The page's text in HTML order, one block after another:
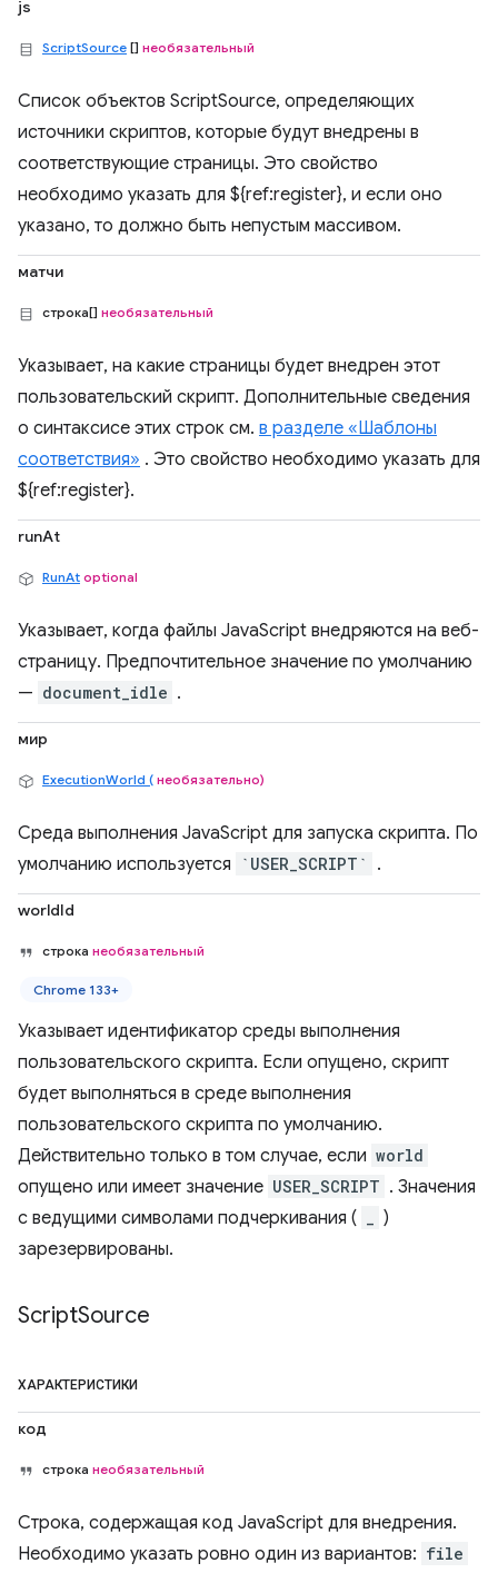
js
ScriptSource [] необязательный
Список объектов ScriptSource, определяющих
источники скриптов, которые будут внедрены в
соответствующие страницы. Это свойство
необходимо указать для ${ref:register}, и если оно
указано, то должно быть непустым массивом.
матчи
строка[] необязательный
Указывает, на какие страницы будет внедрен этот
пользовательский скрипт. Дополнительные сведения
о синтаксисе этих строк см. в разделе «Шаблоны
соответствия» . Это свойство необходимо указать для
${ref:register}.
runAt
RunAt optional
Указывает, когда файлы JavaScript внедряются на веб-
страницу. Предпочтительное значение по умолчанию
— document_idle .
мир
ExecutionWorld ( необязательно)
Среда выполнения JavaScript для запуска скрипта. По
умолчанию используется
`USER_SCRIPT` .
worldId
строка необязательный
Chrome 133+
Указывает идентификатор среды выполнения
пользовательского скрипта. Если опущено, скрипт
будет выполняться в среде выполнения
пользовательского скрипта по умолчанию.
Действительно только в том случае, если world
опущено или имеет значение USER_SCRIPT . Значения
с ведущими символами подчеркивания (
)
зарезервированы.
ScriptSource
ХАРАКТЕРИСТИКИ
код
строка необязательный
Строка, содержащая код JavaScript для внедрения.
Необходимо указать ровно один из вариантов: file